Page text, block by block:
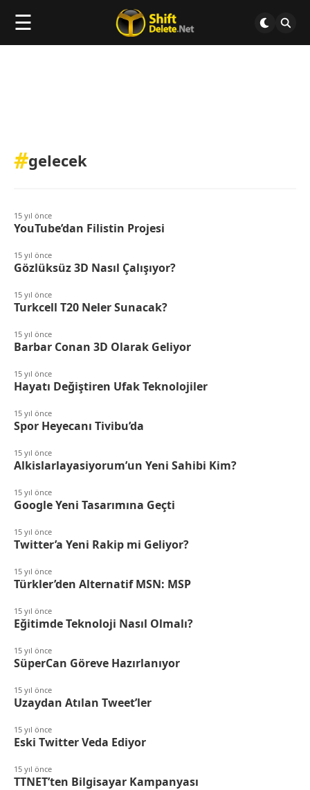
☰
#gelecek
15 yıl önce
YouTube’dan Filistin Projesi
15 yıl önce
Gözlüksüz 3D Nasıl Çalışıyor?
15 yıl önce
Turkcell T20 Neler Sunacak?
15 yıl önce
Barbar Conan 3D Olarak Geliyor
15 yıl önce
Hayatı Değiştiren Ufak Teknolojiler
15 yıl önce
Spor Heyecanı Tivibu’da
15 yıl önce
Alkislarlayasiyorum’un Yeni Sahibi Kim?
15 yıl önce
Google Yeni Tasarımına Geçti
15 yıl önce
Twitter’a Yeni Rakip mi Geliyor?
15 yıl önce
Türkler’den Alternatif MSN: MSP
15 yıl önce
Eğitimde Teknoloji Nasıl Olmalı?
15 yıl önce
SüperCan Göreve Hazırlanıyor
15 yıl önce
Uzaydan Atılan Tweet’ler
15 yıl önce
Eski Twitter Veda Ediyor
15 yıl önce
TTNET’ten Bilgisayar Kampanyası